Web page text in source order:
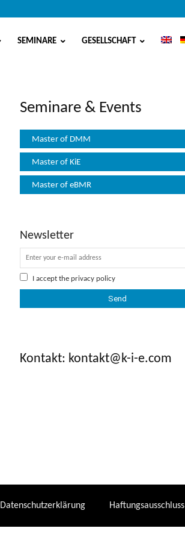
SEMINARE GESELLSCHAFT
Seminare & Events
Master of DMM
Master of KiE
Master of eBMR
Newsletter
I accept the privacy policy
Kontakt: kontakt@k-i-e.com
Datenschutzerklärung Haftungsausschluss